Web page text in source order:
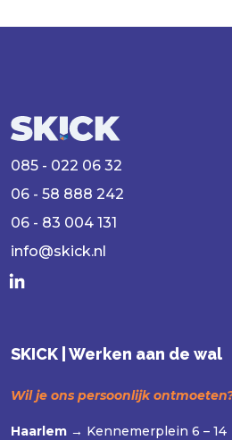
085 - 022 06 32
06 - 58 888 242
06 - 83 004 131
info@skick.nl
SKICK | Werken aan de wal
Wil je ons persoonlijk
Haarlem → Kennemerplein 6 – 14